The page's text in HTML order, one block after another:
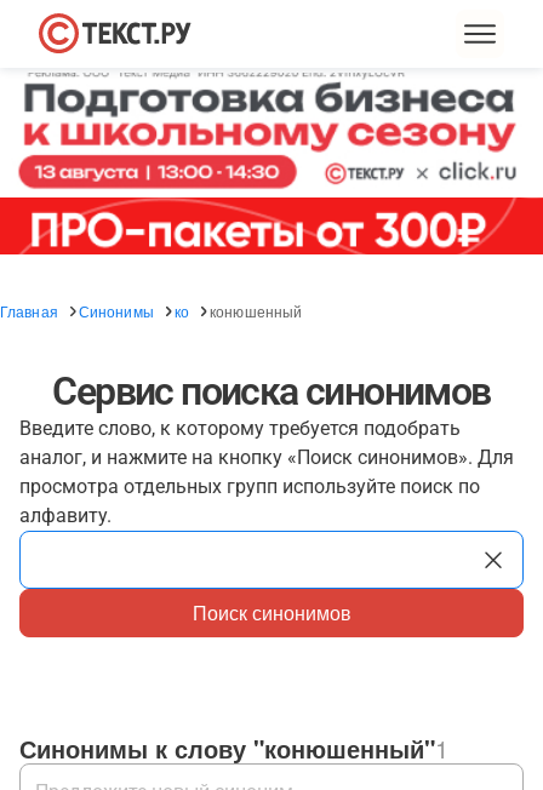
Главная Синонимы ко конюшенный
Сервис поиска синонимов
Введите слово, к которому требуется подобрать
аналог, и нажмите на кнопку «Поиск синонимов». Для
просмотра отдельных групп используйте поиск по
алфавиту.
Поиск синонимов
Синонимы к слову "конюшенный"1